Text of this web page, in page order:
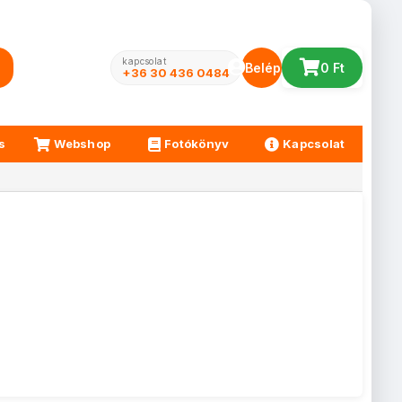
kapcsolat
+36 30 436 0484 Belépés 0 Ft
Webshop Fotókönyv Kapcsolat